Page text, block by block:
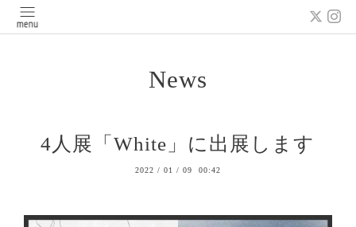
News
4人展「White」に出展します
2022 / 01 / 09 00:42